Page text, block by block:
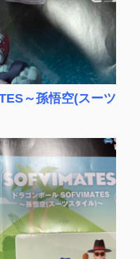
～孫悟空(スーツ